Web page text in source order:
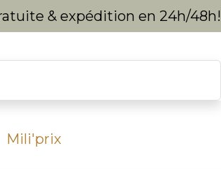
& expédition en 24h/48h!
Mili'prix